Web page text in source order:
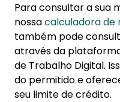
Para consultar a sua
nossacalculadora de
também pode
através da
de Trabalho Digital.
do permitido e
seu limite de crédito.